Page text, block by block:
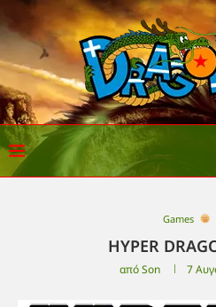
Games
HYPER
απόSon 7